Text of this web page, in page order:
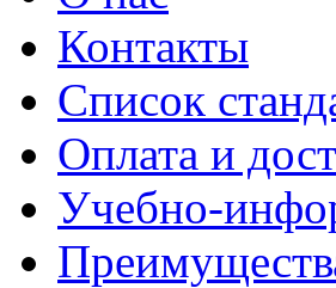
Контакты
Список
Оплата и
Учебно-